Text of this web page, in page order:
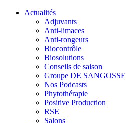
Actualités
Adjuvants
Anti-limaces
Anti-rongeurs
Biocontrôle
Biosolutions
Conseils de saison
Groupe DE SANGOSSE
Nos Podcasts
Phytothérapie
Positive Production
RSE
Salons